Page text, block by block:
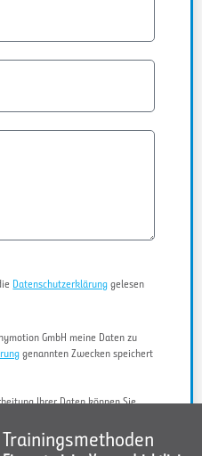
Datenschutzerklärung gelesen
GmbH meine Daten zu
genannten Zwecken speichert
Ihrer Daten können Sie
Trainingsmethoden